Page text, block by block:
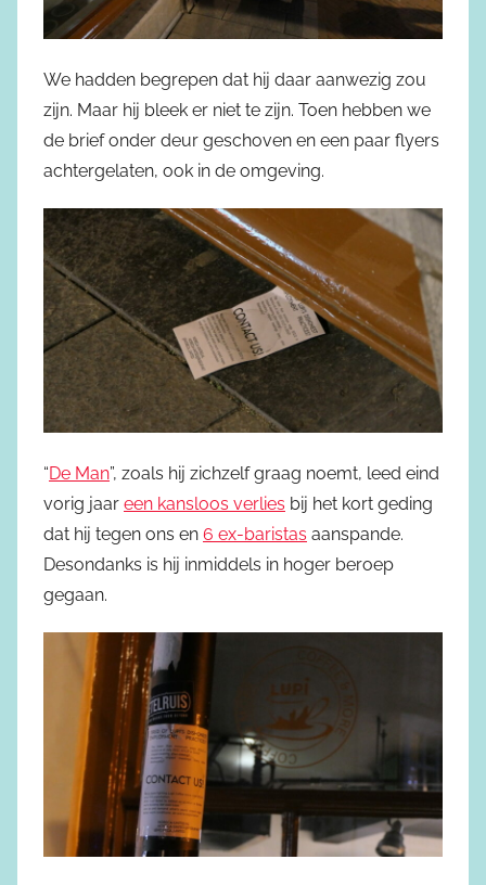
We hadden begrepen dat hij daar aanwezig zou
zijn. Maar hij bleek er niet te zijn. Toen hebben we
de brief onder deur geschoven en een paar flyers
achtergelaten, ook in de omgeving.
“De Man”, zoals hij zichzelf graag noemt, leed eind
vorig jaar een kansloos verlies bij het kort geding
dat hij tegen ons en 6 ex-baristas aanspande.
Desondanks is hij inmiddels in hoger beroep
gegaan.